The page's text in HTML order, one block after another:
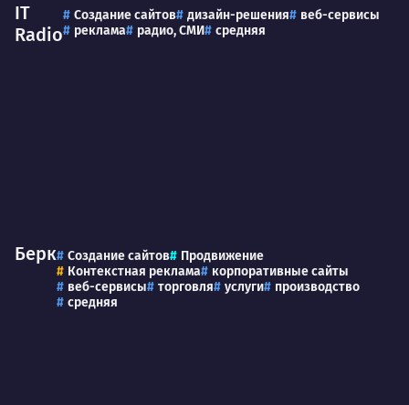
IT
Radio
Создание сайтов дизайн-решения
веб-сервисы
реклама
радио, СМИ средняя
Берк Создание сайтов
Продвижение
Контекстная реклама
корпоративные сайты
веб-сервисы
торговля услуги
производство
средняя